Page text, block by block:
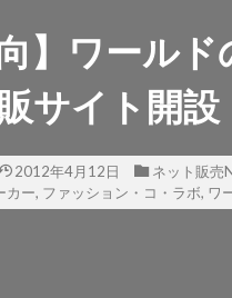
向】ワール
サイト開設
2012年4月12日
ネット販売
カー, ファッション・コ・ラボ, ワ